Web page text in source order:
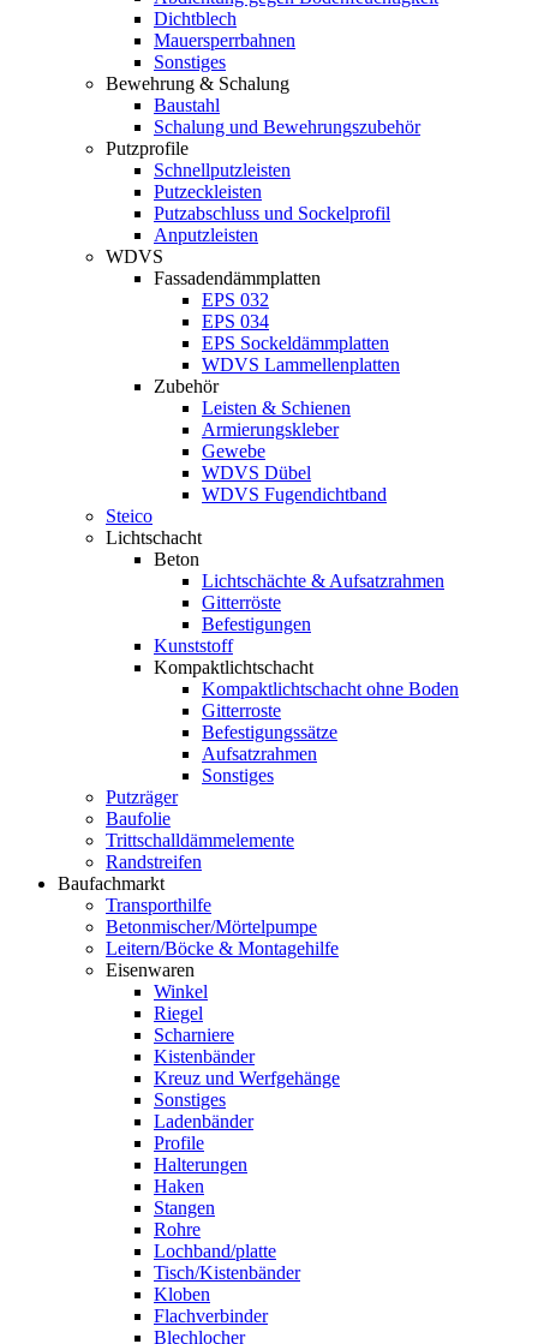
Dichtblech
Mauersperrbahnen
Sonstiges
Bewehrung & Schalung
Baustahl
Schalung und Bewehrungszubehör
Putzprofile
Schnellputzleisten
Putzeckleisten
Putzabschluss und Sockelprofil
Anputzleisten
WDVS
Fassadendämmplatten
EPS 032
EPS 034
EPS Sockeldämmplatten
WDVS Lammellenplatten
Zubehör
Leisten & Schienen
Armierungskleber
Gewebe
WDVS Dübel
WDVS Fugendichtband
Steico
Lichtschacht
Beton
Lichtschächte & Aufsatzrahmen
Gitterröste
Befestigungen
Kunststoff
Kompaktlichtschacht
Kompaktlichtschacht ohne Boden
Gitterroste
Befestigungssätze
Aufsatzrahmen
Sonstiges
Putzräger
Baufolie
Trittschalldämmelemente
Randstreifen
Baufachmarkt
Transporthilfe
Betonmischer/Mörtelpumpe
Leitern/Böcke & Montagehilfe
Eisenwaren
Winkel
Riegel
Scharniere
Kistenbänder
Kreuz und Werfgehänge
Sonstiges
Ladenbänder
Profile
Halterungen
Haken
Stangen
Rohre
Lochband/platte
Tisch/Kistenbänder
Kloben
Flachverbinder
Blechlocher